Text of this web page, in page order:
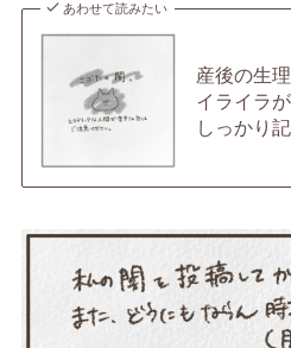
あわせて読みたい
産後の生
イライラ
しっかり